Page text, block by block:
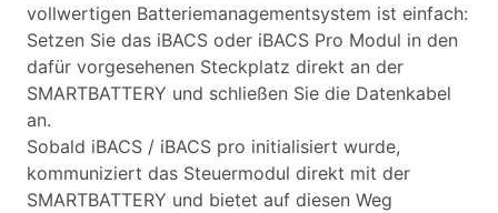
vollwertigen Batteriemanagementsystem ist einfach:
Setzen Sie das iBACS oder iBACS Pro Modul in den
dafür vorgesehenen Steckplatz direkt an der
SMARTBATTERY und schließen Sie die Datenkabel
an.
Sobald iBACS / iBACS pro initialisiert wurde,
kommuniziert das Steuermodul direkt mit der
SMARTBATTERY und bietet auf diesen Weg